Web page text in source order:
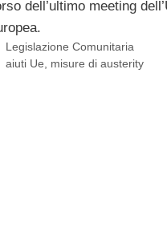
dell’ultimo meeting
Categorie
Legislazione Comunitaria
Tag
aiuti Ue misure di austerity